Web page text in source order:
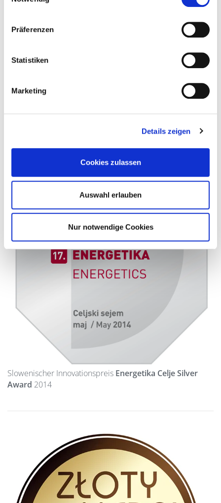
Präferenzen
Statistiken
Marketing
Details zeigen
Cookies zulassen
Auswahl erlauben
Nur notwendige Cookies
Slowenischer Innovationspreis Energetika Celje Silver
Award 2014